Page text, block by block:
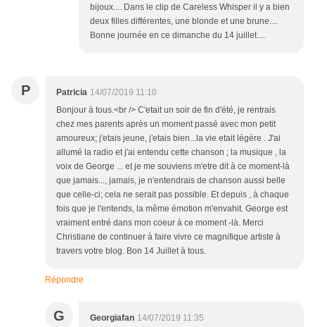
bijoux.... Dans le clip de Careless Whisper il y a bien
deux filles différentes, une blonde et une brune....
Bonne journée en ce dimanche du 14 juillet....
P Patricia 14/07/2019 11:10
Bonjour à tous.<br /> C'etait un soir de fin d'été, je rentrais
chez mes parents après un moment passé avec mon petit
amoureux; j'etais jeune, j'etais bien...la vie etait légère . J'ai
allumé la radio et j'ai entendu cette chanson ; la musique , la
voix de George ... et je me souviens m'etre dit à ce moment-là
que jamais..., jamais, je n'entendrais de chanson aussi belle
que celle-ci; cela ne serait pas possible. Et depuis , à chaque
fois que je l'entends, la même émotion m'envahit. George est
vraiment entré dans mon coeur à ce moment -là. Merci
Christiane de continuer à faire vivre ce magnifique artiste à
travers votre blog. Bon 14 Juillet à tous.
Répondre
G Georgiafan 14/07/2019 11:35